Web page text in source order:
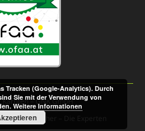
– GNK GmbH
© Seebacher – Die Experten
Tracken (Google-Analytics). Durch
Sie mit der Verwendung von
Weitere Informationen